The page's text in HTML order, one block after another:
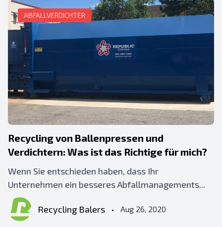
ABFALLVERDICHTER
Recycling von Ballenpressen und
Verdichtern: Was ist das Richtige für mich?
Wenn Sie entschieden haben, dass Ihr
Unternehmen ein besseres Abfallmanagements...
Recycling Balers • Aug 26, 2020